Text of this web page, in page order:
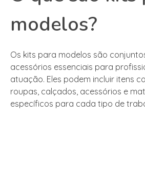
modelos?
Os kits para modelos são
acessórios essenciais para
atuação. Eles podem incluir itens
roupas, calçados, acessórios e
específicos para cada tipo de